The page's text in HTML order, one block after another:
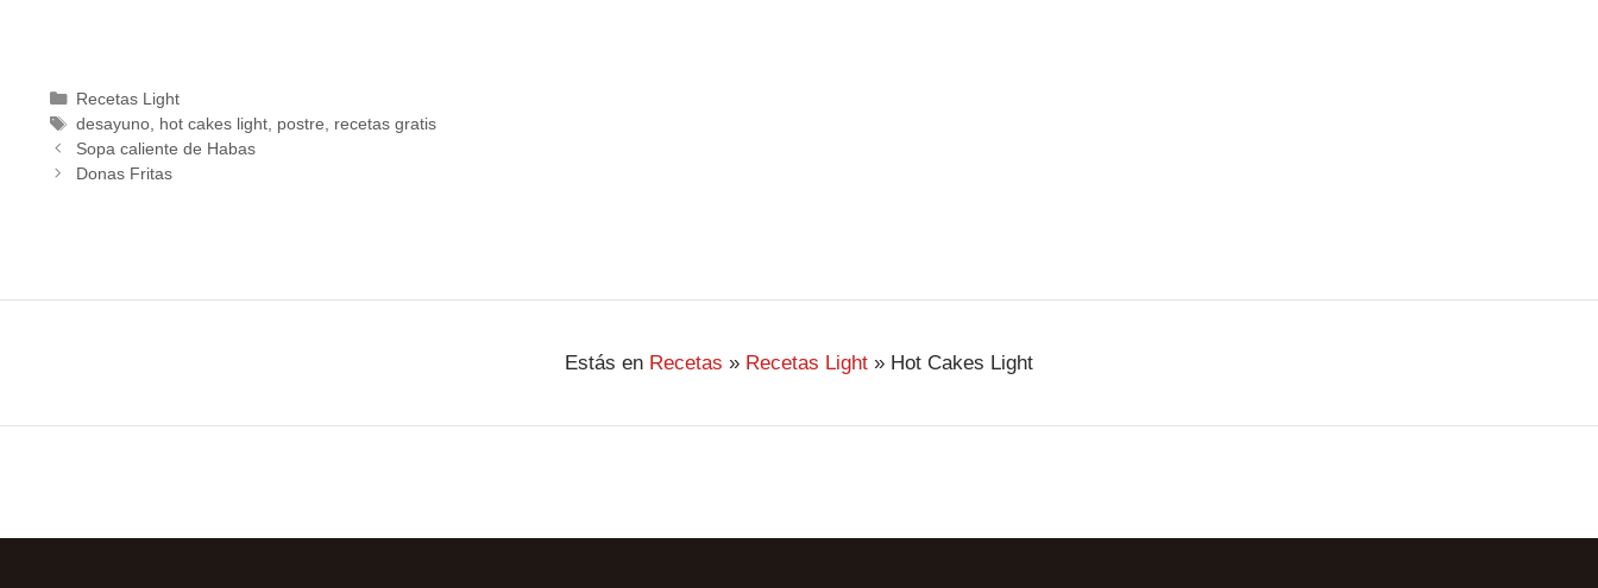
Recetas Light
desayuno, hot cakes light, postre, recetas gratis
Sopa caliente de Habas
Donas Fritas
Estás en Recetas » Recetas Light » Hot Cakes Light